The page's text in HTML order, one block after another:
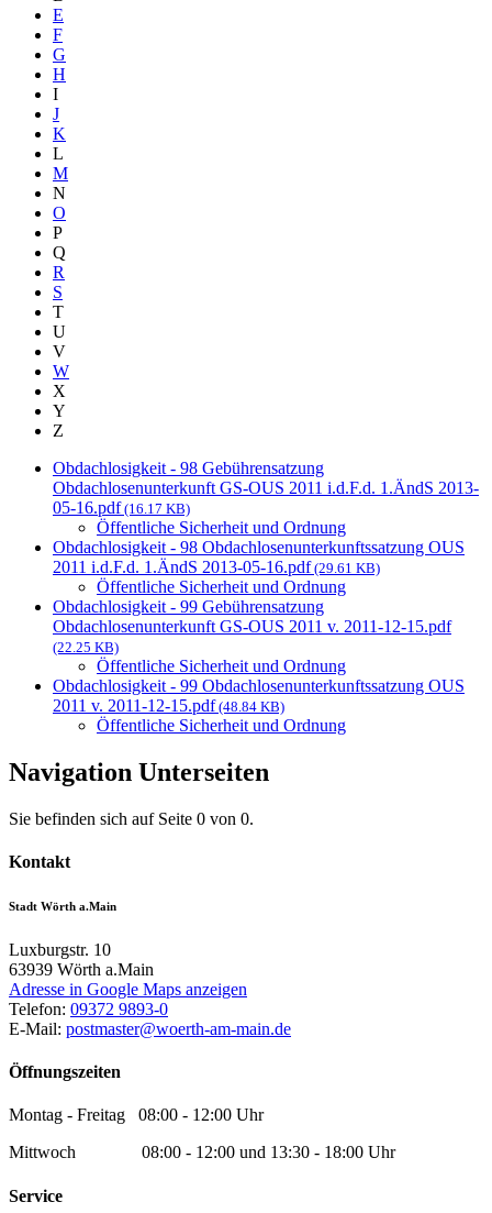
E
F
G
H
I
J
K
L
M
N
O
P
Q
R
S
T
U
V
W
X
Y
Z
Obdachlosigkeit - 98 Gebührensatzung
Obdachlosenunterkunft GS-OUS 2011 i.d.F.d. 1.ÄndS 2013-
05-16.pdf(16.17 KB)
Öffentliche Sicherheit und Ordnung
Obdachlosigkeit - 98 Obdachlosenunterkunftssatzung OUS
2011 i.d.F.d. 1.ÄndS 2013-05-16.pdf(29.61 KB)
Öffentliche Sicherheit und Ordnung
Obdachlosigkeit - 99 Gebührensatzung
Obdachlosenunterkunft GS-OUS 2011 v. 2011-12-15.pdf
(22.25 KB)
Öffentliche Sicherheit und Ordnung
Obdachlosigkeit - 99 Obdachlosenunterkunftssatzung OUS
2011 v. 2011-12-15.pdf(48.84 KB)
Öffentliche Sicherheit und Ordnung
Navigation Unterseiten
Sie befinden sich auf Seite 0 von 0.
Kontakt
Stadt Wörth a.Main
Luxburgstr. 10
63939 Wörth a.Main
Adresse in Google Maps anzeigen
Telefon: 09372 9893-0
E-Mail: postmaster@woerth-am-main.de
Öffnungszeiten
Montag - Freitag 08:00 - 12:00 Uhr
Mittwoch 08:00 - 12:00 und 13:30 - 18:00 Uhr
Service